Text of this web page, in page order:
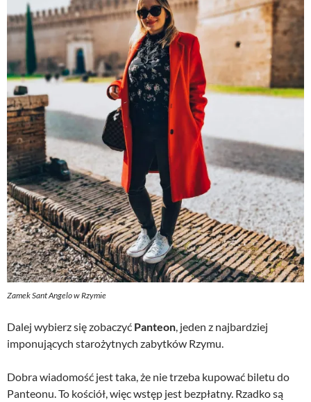
Zamek Sant Angelo w Rzymie
Dalej wybierz się zobaczyć Panteon , jeden z najbardziej
imponujących starożytnych zabytków Rzymu.
Dobra wiadomość jest taka, że nie trzeba kupować biletu do
Panteonu. To kościół, więc wstęp jest bezpłatny. Rzadko są